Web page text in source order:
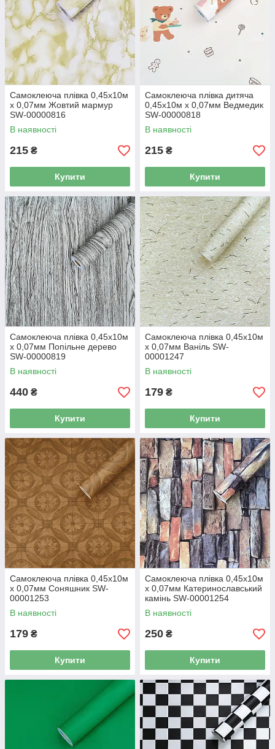
Самоклеюча плівка 0,45х10м
х 0,07мм Жовтий мармур
SW-00000816
В наявності
215 ₴
Купити
Самоклеюча плівка дитяча
0,45х10м х 0,07мм Ведмедик
SW-00000818
В наявності
215 ₴
Купити
Самоклеюча плівка 0,45х10м
х 0,07мм Попільне дерево
SW-00000819
В наявності
440 ₴
Купити
Самоклеюча плівка 0,45х10м
х 0,07мм Ваніль SW-
00001247
В наявності
179 ₴
Купити
Самоклеюча плівка 0,45х10м
х 0,07мм Соняшник SW-
00001253
В наявності
179 ₴
Купити
Самоклеюча плівка 0,45х10м
х 0,07мм Катеринославський
камінь SW-00001254
В наявності
250 ₴
Купити